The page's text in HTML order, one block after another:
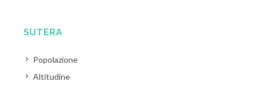
SUTERA
Popolazione
Altitudine